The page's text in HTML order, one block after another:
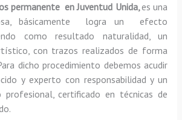
permanente en Juventud Unida,es una
básicamente
logra un efecto
como resultado naturalidad, un
con trazos realizados de forma
dicho procedimiento debemos acudir
y experto con responsabilidad y un
profesional, certificado en técnicas de